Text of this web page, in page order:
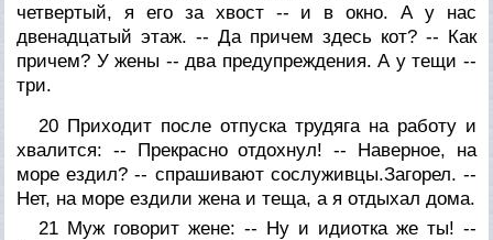
четвертый, я его за хвост -- и в окно. А у нас
двенадцатый этаж. -- Да причем здесь кот? -- Как
причем? У жены -- два предупреждения. А у тещи --
три.
20 Приходит после отпуска трудяга на работу и
хвалится: -- Прекрасно отдохнул! -- Наверное, на
море ездил? -- спрашивают сослуживцы.Загорел. --
Нет, на море ездили жена и теща, а я отдыхал дома.
21 Муж говорит жене: -- Ну и идиотка же ты! --